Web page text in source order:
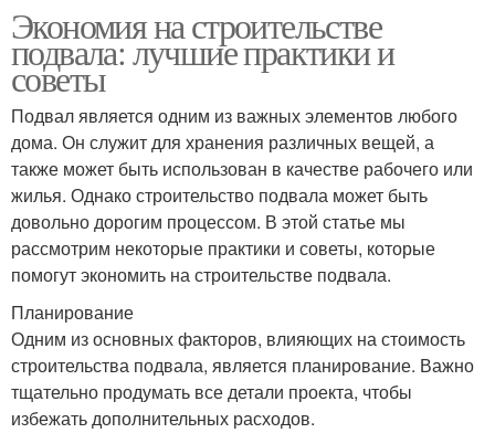
Экономия на строительстве
подвала: лучшие практики и
советы
Подвал является одним из важных элементов любого
дома. Он служит для хранения различных вещей, а
также может быть использован в качестве рабочего или
жилья. Однако строительство подвала может быть
довольно дорогим процессом. В этой статье мы
рассмотрим некоторые практики и советы, которые
помогут экономить на строительстве подвала.
Планирование
Одним из основных факторов, влияющих на стоимость
строительства подвала, является планирование. Важно
тщательно продумать все детали проекта, чтобы
избежать дополнительных расходов.